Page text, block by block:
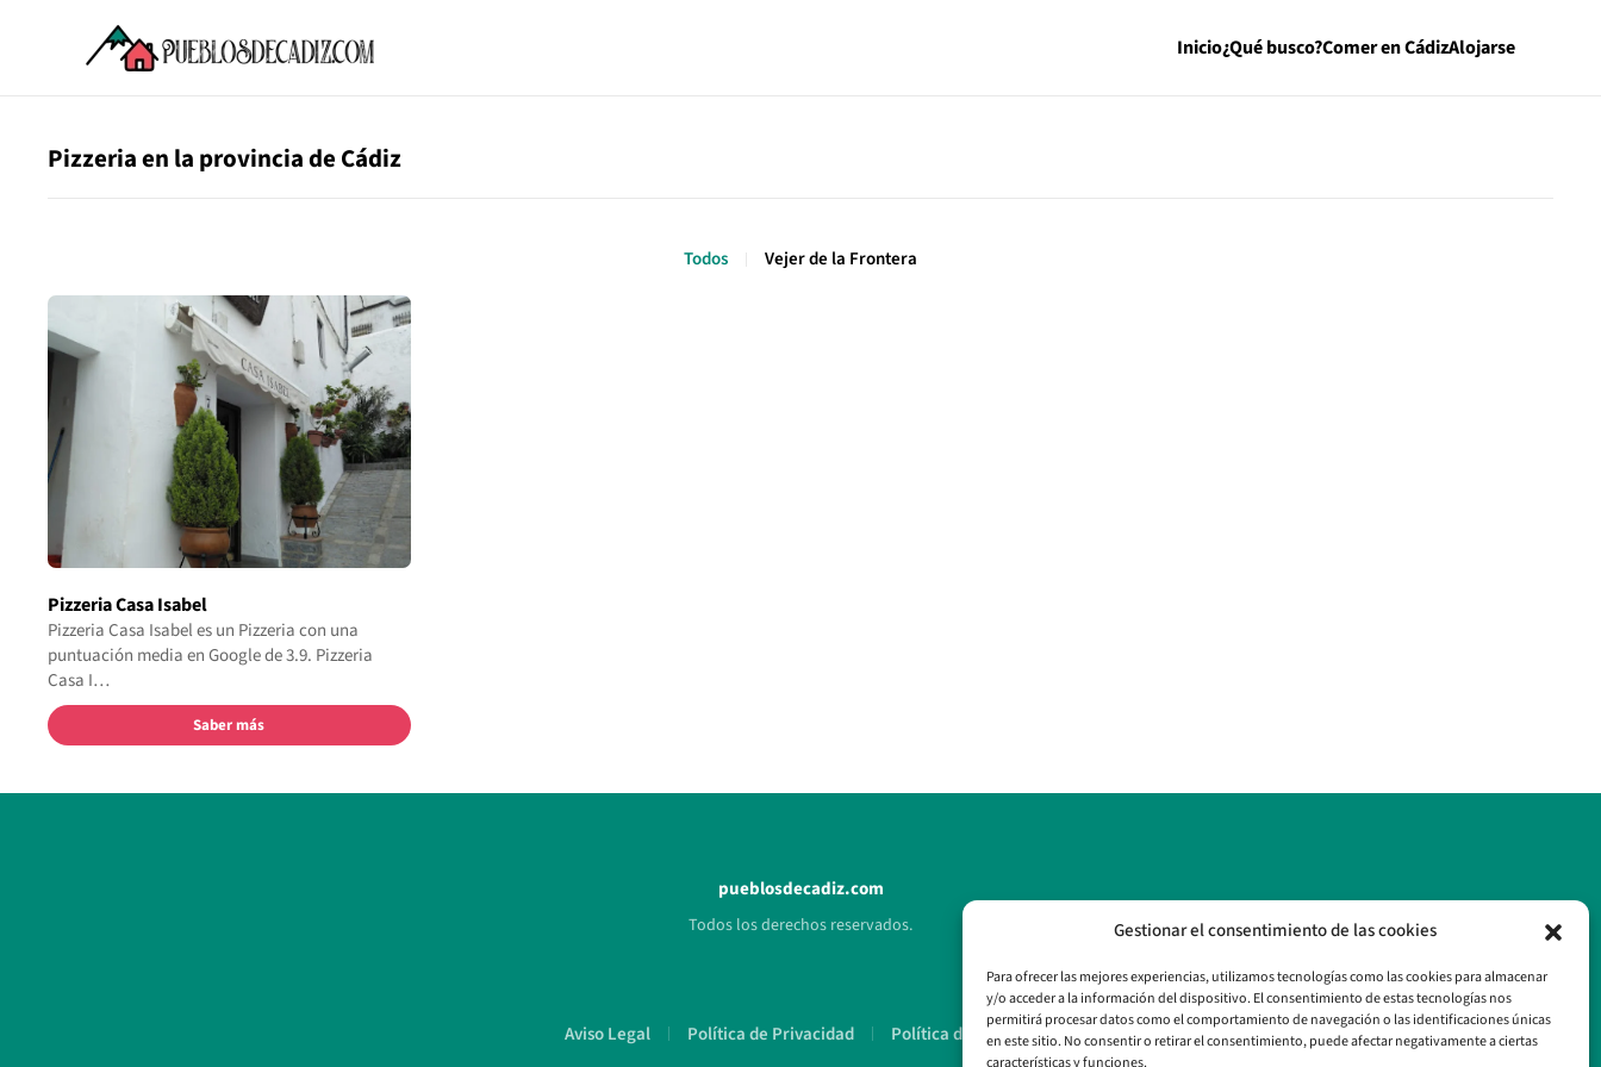
Gestionar el consentimiento de las cookies
Para ofrecer las mejores experiencias, utilizamos tecnologías como las cookies para almacenar
y/o acceder a la información del dispositivo. El consentimiento de estas tecnologías nos
permitirá procesar datos como el comportamiento de navegación o las identificaciones únicas
en este sitio. No consentir o retirar el consentimiento, puede afectar negativamente a ciertas
características y funciones.
Inicio¿Qué busco?Comer en CádizAlojarse
Pizzeria en la provincia de Cádiz
Todos Vejer de la Frontera
Pizzeria Casa Isabel
Pizzeria Casa Isabel es un Pizzeria con una
puntuación media en Google de 3.9. Pizzeria
Casa I…
Saber más
pueblosdecadiz.com
Todos los derechos reservados.
Aviso Legal Política de Privacidad Política de Cookies